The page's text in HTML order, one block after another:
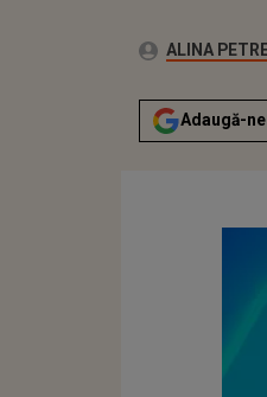
Autor:ALINA
Adaugă-